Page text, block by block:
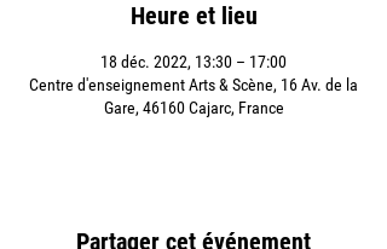
Heure et lieu
18 déc. 2022, 13:30 – 17:00
Centre d'enseignement Arts & Scène, 16 Av. de la
Gare, 46160 Cajarc, France
Partager cet événement